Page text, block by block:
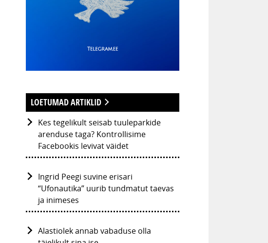
LOETUMAD ARTIKLID
Kes tegelikult seisab tuuleparkide
arenduse taga? Kontrollisime
Facebookis levivat väidet
Ingrid Peegi suvine erisari
“Ufonautika” uurib tundmatut taevas
ja inimeses
Alastiolek annab vabaduse olla